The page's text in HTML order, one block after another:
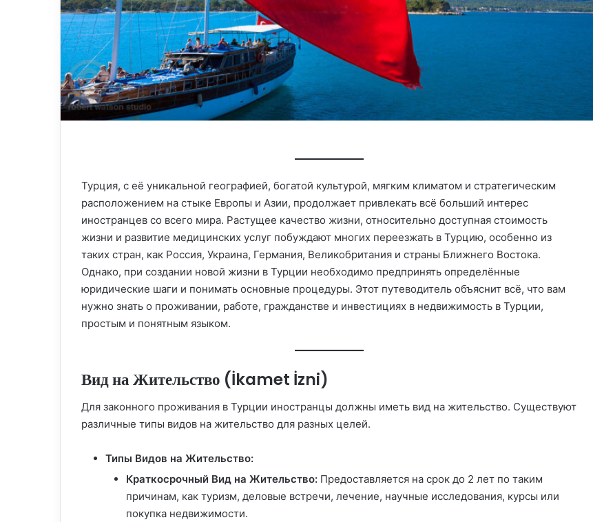
Турция, с её уникальной географией, богатой культурой, мягким климатом и стратегическим
расположением на стыке Европы и Азии, продолжает привлекать всё больший интерес
иностранцев со всего мира. Растущее качество жизни, относительно доступная стоимость
жизни и развитие медицинских услуг побуждают многих переезжать в Турцию, особенно из
таких стран, как Россия, Украина, Германия, Великобритания и страны Ближнего Востока.
Однако, при создании новой жизни в Турции необходимо предпринять определённые
юридические шаги и понимать основные процедуры. Этот путеводитель объяснит всё, что вам
нужно знать о проживании, работе, гражданстве и инвестициях в недвижимость в Турции,
простым и понятным языком.
Вид на Жительство (İkamet İzni)
Для законного проживания в Турции иностранцы должны иметь вид на жительство. Существуют
различные типы видов на жительство для разных целей.
Типы Видов на Жительство:
Краткосрочный Вид на Жительство: Предоставляется на срок до 2 лет по таким
причинам, как туризм, деловые встречи, лечение, научные исследования, курсы или
покупка недвижимости.